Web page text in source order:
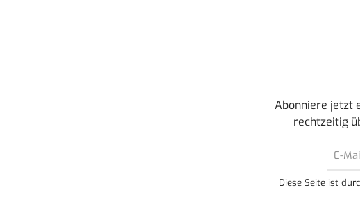
Abonniere jetzt
rechtzeitig
Diese Seite ist